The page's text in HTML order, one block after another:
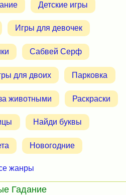
Детские игры
Игры для девочек
Сабвей Серф
для двоих Парковка
животными Раскраски
Найди буквы
Новогодние
жанры
Гадание